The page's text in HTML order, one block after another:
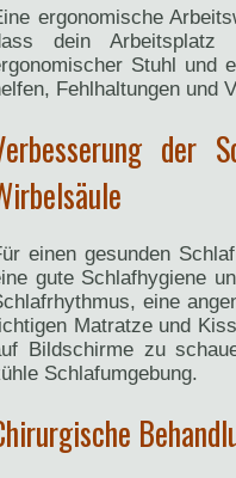
ergonomische
dein Arbeitsplatz
Stuhl und
Fehlhaltungen und
der
einen gesunden
gute Schlafhygiene
eine
Matratze und
Bildschirme zu
Schlafumgebung.